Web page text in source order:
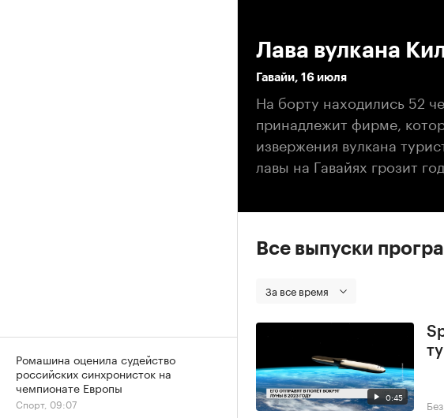
Лава вулкана
Гавайи, 16 июля
На борту находились 52
принадлежит фирме,
извержения вулкана
лавы на Гавайях грозит
Все выпуски
За все время
0:45
Ромашина оценила судейство
российских синхронисток на
чемпионате Европы
Спорт, 09:07